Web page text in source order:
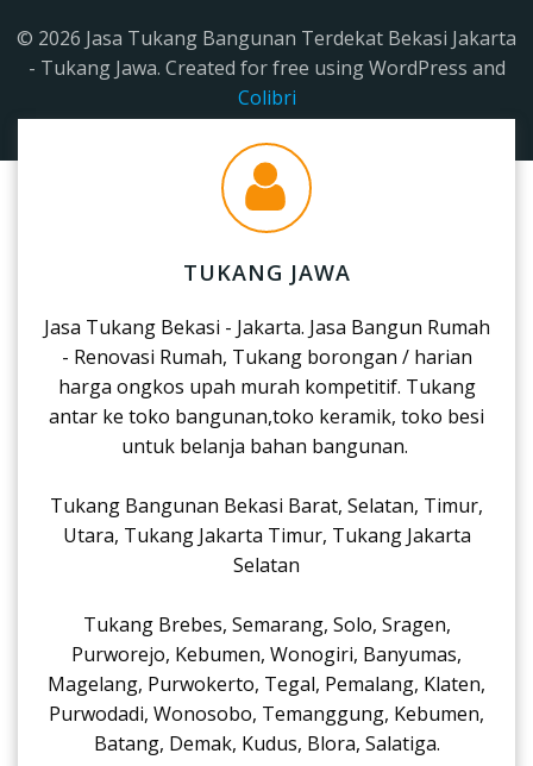
© 2026 Jasa Tukang Bangunan Terdekat Bekasi Jakarta
- Tukang Jawa. Created for free using WordPress and
Colibri
TUKANG JAWA
Jasa Tukang Bekasi - Jakarta. Jasa Bangun Rumah
- Renovasi Rumah, Tukang borongan / harian
harga ongkos upah murah kompetitif. Tukang
antar ke toko bangunan,toko keramik, toko besi
untuk belanja bahan bangunan.
Tukang Bangunan Bekasi Barat, Selatan, Timur,
Utara, Tukang Jakarta Timur, Tukang Jakarta
Selatan
Tukang Brebes, Semarang, Solo, Sragen,
Purworejo, Kebumen, Wonogiri, Banyumas,
Magelang, Purwokerto, Tegal, Pemalang, Klaten,
Purwodadi, Wonosobo, Temanggung, Kebumen,
Batang, Demak, Kudus, Blora, Salatiga.